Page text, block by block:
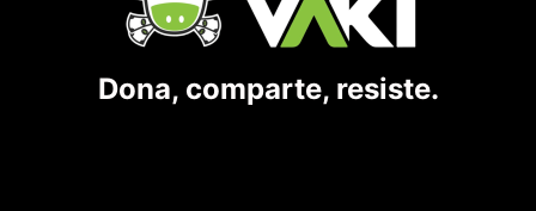
Dona, comparte, resiste.